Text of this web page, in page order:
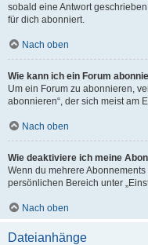
sobald eine Antwort
für dich abonniert.
Nach oben
Wie kann ich ein Forum
Um ein Forum zu abonnieren,
abonnieren“, der sich meist am
Nach oben
Wie deaktiviere ich meine
Wenn du mehrere
persönlichen Bereich unter
Nach oben
Dateianhänge